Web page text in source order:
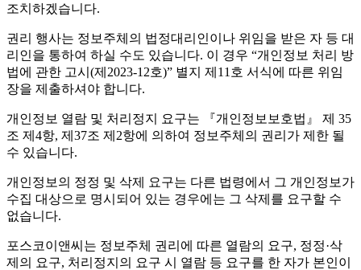
조치하겠습니다.
권리 행사는 정보주체의 법정대리인이나 위임을 받은 자 등 대
리인을 통하여 하실 수도 있습니다. 이 경우 “개인정보 처리 방
법에 관한 고시(제2023-12호)” 별지 제11호 서식에 따른 위임
장을 제출하셔야 합니다.
개인정보 열람 및 처리정지 요구는 『개인정보보호법』 제 35
조 제4항, 제37조 제2항에 의하여 정보주체의 권리가 제한 될
수 있습니다.
개인정보의 정정 및 삭제 요구는 다른 법령에서 그 개인정보가
수집 대상으로 명시되어 있는 경우에는 그 삭제를 요구할 수
없습니다.
포스코이앤씨는 정보주체 권리에 따른 열람의 요구, 정정·삭
제의 요구, 처리정지의 요구 시 열람 등 요구를 한 자가 본인이